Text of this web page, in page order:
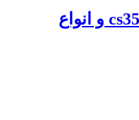
بیمه شخص ثالث چانگان cs35 و انواع